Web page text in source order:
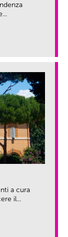
a cura
il...